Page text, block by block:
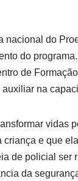
nacional do
do
de
na
vidas
e que
de policial ser
da